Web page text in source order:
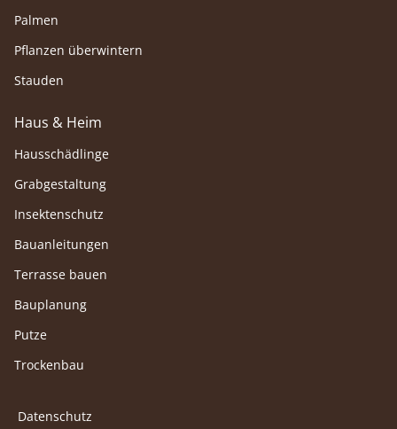
Palmen
Pflanzen überwintern
Stauden
Haus & Heim
Hausschädlinge
Grabgestaltung
Insektenschutz
Bauanleitungen
Terrasse bauen
Bauplanung
Putze
Trockenbau
Datenschutz